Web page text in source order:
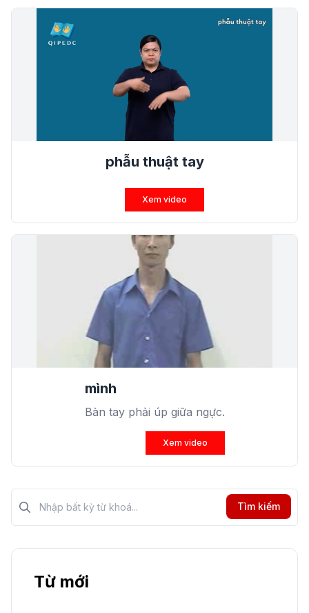
phẫu thuật tay
Xem video
mình
Bàn tay phải úp giữa ngực.
Xem video
Tìm kiếm?>
Tìm kiếm
Từ mới